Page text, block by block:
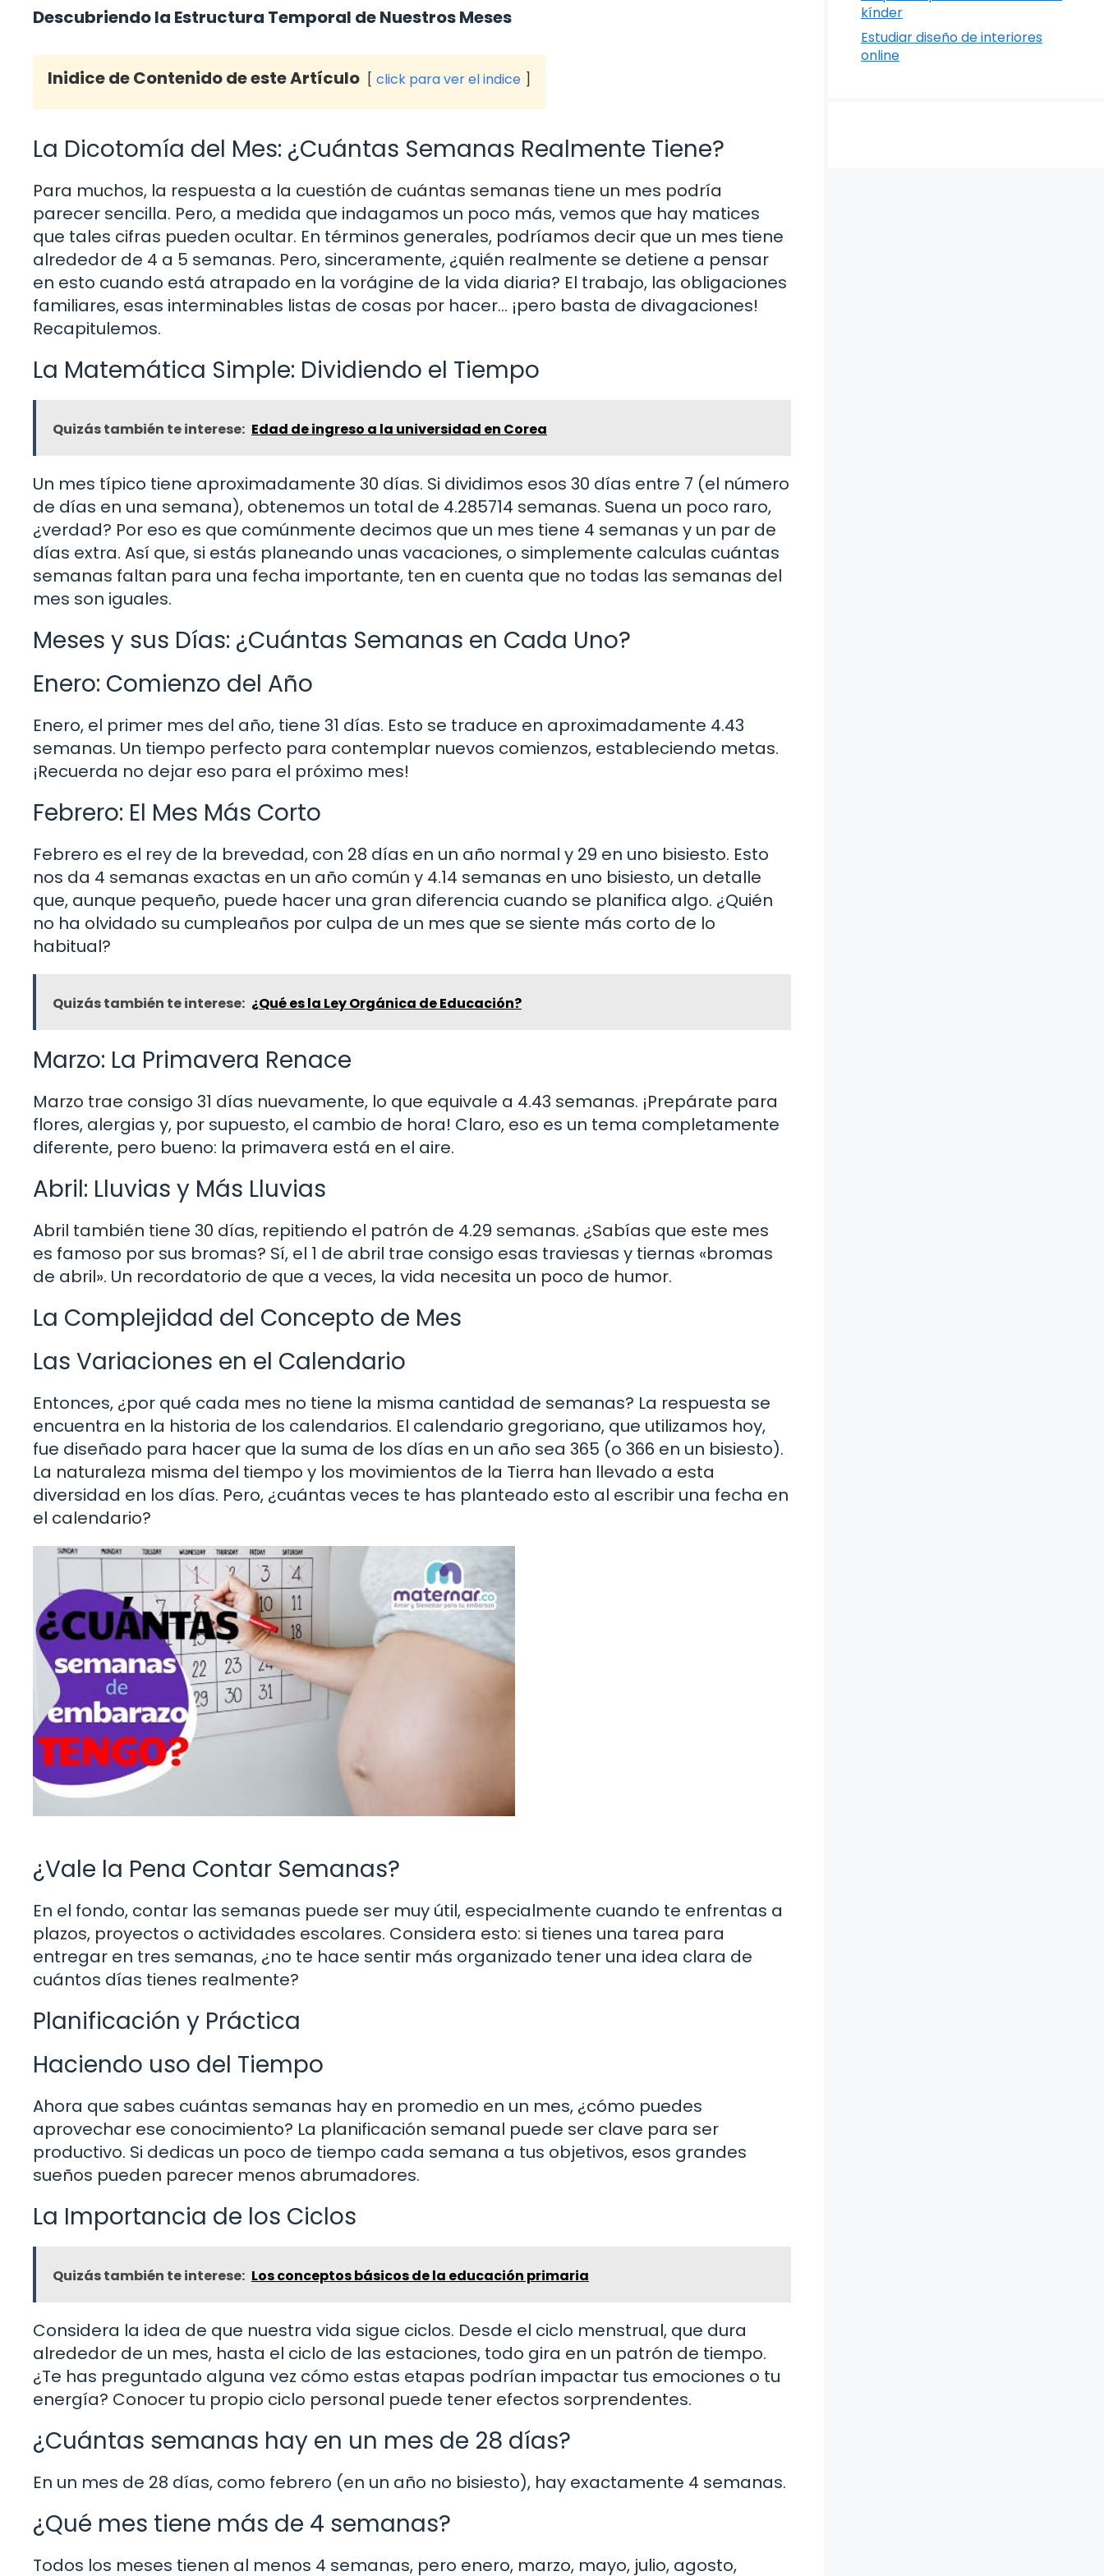
Descubriendo la Estructura Temporal de Nuestros Meses
Inidice de Contenido de este Artículo click para ver el indice
La Dicotomía del Mes: ¿Cuántas Semanas Realmente Tiene?
Para muchos, la respuesta a la cuestión de cuántas semanas tiene un mes podría
parecer sencilla. Pero, a medida que indagamos un poco más, vemos que hay matices
que tales cifras pueden ocultar. En términos generales, podríamos decir que un mes tiene
alrededor de 4 a 5 semanas. Pero, sinceramente, ¿quién realmente se detiene a pensar
en esto cuando está atrapado en la vorágine de la vida diaria? El trabajo, las obligaciones
familiares, esas interminables listas de cosas por hacer… ¡pero basta de divagaciones!
Recapitulemos.
La Matemática Simple: Dividiendo el Tiempo
Quizás también te interese: Edad de ingreso a la universidad en Corea
Un mes típico tiene aproximadamente 30 días. Si dividimos esos 30 días entre 7 (el número
de días en una semana), obtenemos un total de 4.285714 semanas. Suena un poco raro,
¿verdad? Por eso es que comúnmente decimos que un mes tiene 4 semanas y un par de
días extra. Así que, si estás planeando unas vacaciones, o simplemente calculas cuántas
semanas faltan para una fecha importante, ten en cuenta que no todas las semanas del
mes son iguales.
Meses y sus Días: ¿Cuántas Semanas en Cada Uno?
Enero: Comienzo del Año
Enero, el primer mes del año, tiene 31 días. Esto se traduce en aproximadamente 4.43
semanas. Un tiempo perfecto para contemplar nuevos comienzos, estableciendo metas.
¡Recuerda no dejar eso para el próximo mes!
Febrero: El Mes Más Corto
Febrero es el rey de la brevedad, con 28 días en un año normal y 29 en uno bisiesto. Esto
nos da 4 semanas exactas en un año común y 4.14 semanas en uno bisiesto, un detalle
que, aunque pequeño, puede hacer una gran diferencia cuando se planifica algo. ¿Quién
no ha olvidado su cumpleaños por culpa de un mes que se siente más corto de lo
habitual?
Quizás también te interese: ¿Qué es la Ley Orgánica de Educación?
Marzo: La Primavera Renace
Marzo trae consigo 31 días nuevamente, lo que equivale a 4.43 semanas. ¡Prepárate para
flores, alergias y, por supuesto, el cambio de hora! Claro, eso es un tema completamente
diferente, pero bueno: la primavera está en el aire.
Abril: Lluvias y Más Lluvias
Abril también tiene 30 días, repitiendo el patrón de 4.29 semanas. ¿Sabías que este mes
es famoso por sus bromas? Sí, el 1 de abril trae consigo esas traviesas y tiernas «bromas
de abril». Un recordatorio de que a veces, la vida necesita un poco de humor.
La Complejidad del Concepto de Mes
Las Variaciones en el Calendario
Entonces, ¿por qué cada mes no tiene la misma cantidad de semanas? La respuesta se
encuentra en la historia de los calendarios. El calendario gregoriano, que utilizamos hoy,
fue diseñado para hacer que la suma de los días en un año sea 365 (o 366 en un bisiesto).
La naturaleza misma del tiempo y los movimientos de la Tierra han llevado a esta
diversidad en los días. Pero, ¿cuántas veces te has planteado esto al escribir una fecha en
el calendario?
¿Vale la Pena Contar Semanas?
En el fondo, contar las semanas puede ser muy útil, especialmente cuando te enfrentas a
plazos, proyectos o actividades escolares. Considera esto: si tienes una tarea para
entregar en tres semanas, ¿no te hace sentir más organizado tener una idea clara de
cuántos días tienes realmente?
Planificación y Práctica
Haciendo uso del Tiempo
Ahora que sabes cuántas semanas hay en promedio en un mes, ¿cómo puedes
aprovechar ese conocimiento? La planificación semanal puede ser clave para ser
productivo. Si dedicas un poco de tiempo cada semana a tus objetivos, esos grandes
sueños pueden parecer menos abrumadores.
La Importancia de los Ciclos
Quizás también te interese: Los conceptos básicos de la educación primaria
Considera la idea de que nuestra vida sigue ciclos. Desde el ciclo menstrual, que dura
alrededor de un mes, hasta el ciclo de las estaciones, todo gira en un patrón de tiempo.
¿Te has preguntado alguna vez cómo estas etapas podrían impactar tus emociones o tu
energía? Conocer tu propio ciclo personal puede tener efectos sorprendentes.
¿Cuántas semanas hay en un mes de 28 días?
En un mes de 28 días, como febrero (en un año no bisiesto), hay exactamente 4 semanas.
¿Qué mes tiene más de 4 semanas?
Todos los meses tienen al menos 4 semanas, pero enero, marzo, mayo, julio, agosto,
kínder
Estudiar diseño de interiores
online